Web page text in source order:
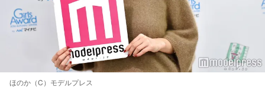
ほのか（C）モデルプレス